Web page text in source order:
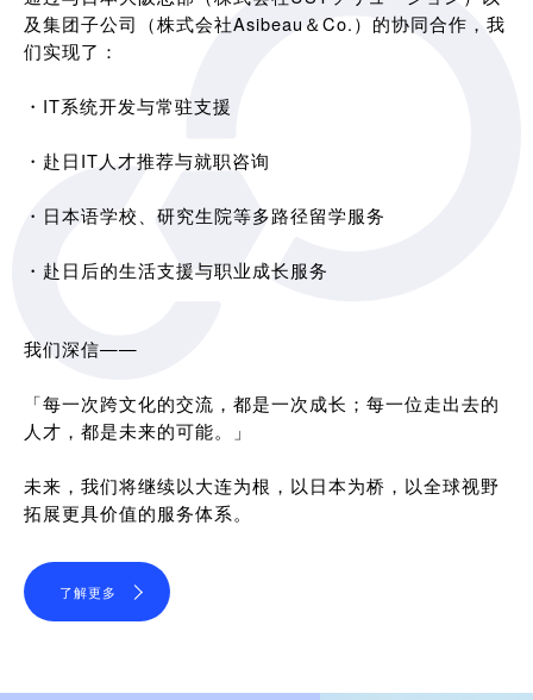
及集团子公司（株式会社Asibeau＆Co.）的协同合作，我
们实现了：
・IT系统开发与常驻支援
・赴日IT人才推荐与就职咨询
・日本语学校、研究生院等多路径留学服务
・赴日后的生活支援与职业成长服务
我们深信——
「每一次跨文化的交流，都是一次成长；每一位走出去的
人才，都是未来的可能。」
未来，我们将继续以大连为根，以日本为桥，以全球视野
拓展更具价值的服务体系。
了解更多